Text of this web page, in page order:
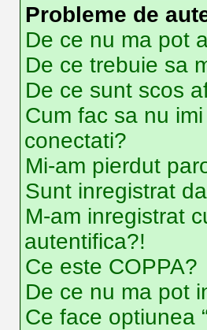
Probleme de
De ce nu ma pot
De ce trebuie sa
De ce sunt scos
Cum fac sa nu
conectati?
Mi-am pierdut
Sunt inregistrat
M-am inregistrat
autentifica?!
Ce este COPPA?
De ce nu ma pot
Ce face optiunea